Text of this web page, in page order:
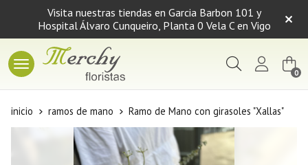
Visita nuestras tiendas en Garcia Barbon 101 y
Hospital Álvaro Cunqueiro, Planta 0 Vela C en Vigo
Buscar 0
inicio ramos de mano Ramo de Mano con girasoles "Xallas"